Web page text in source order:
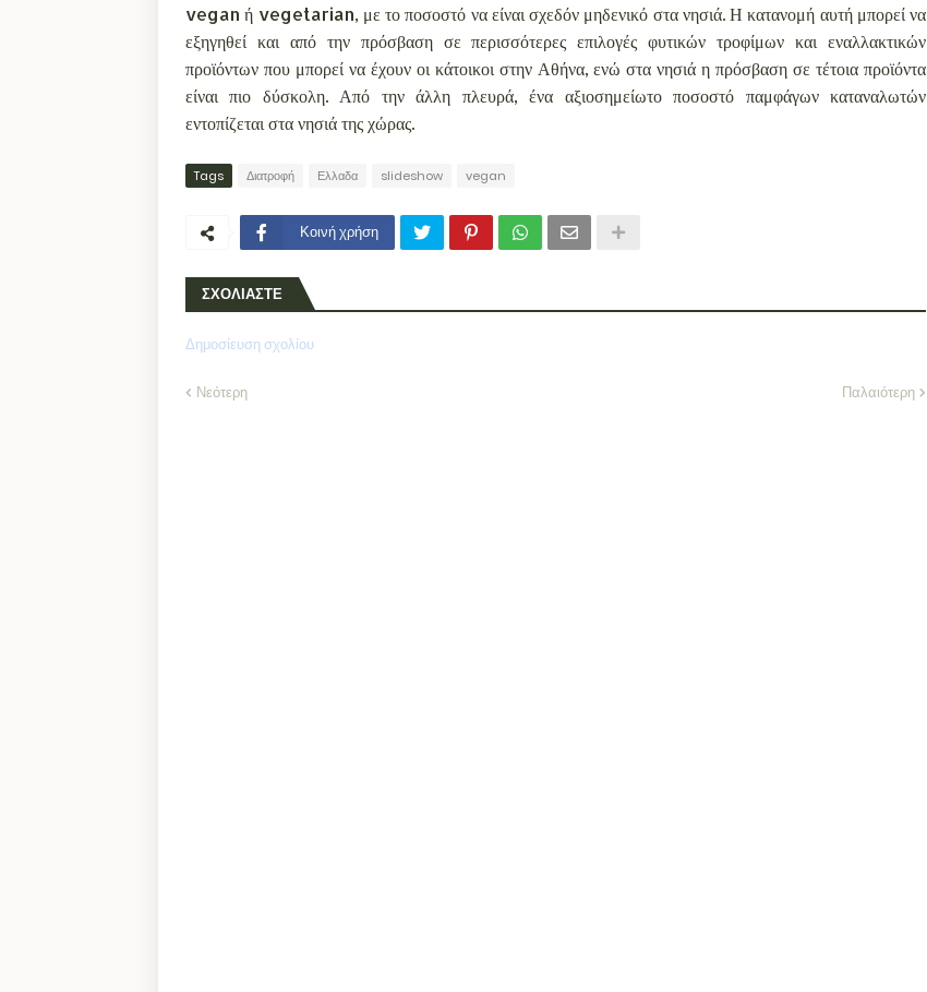
vegan ή vegetarian, με το ποσοστό να είναι σχεδόν μηδενικό στα νησιά. Η κατανομή αυτή μπορεί να
εξηγηθεί και από την πρόσβαση σε περισσότερες επιλογές φυτικών τροφίμων και εναλλακτικών
προϊόντων που μπορεί να έχουν οι κάτοικοι στην Αθήνα, ενώ στα νησιά η πρόσβαση σε τέτοια προϊόντα
είναι πιο δύσκολη. Από την άλλη πλευρά, ένα αξιοσημείωτο ποσοστό παμφάγων καταναλωτών
εντοπίζεται στα νησιά της χώρας.
Tags Διατροφή Ελλαδα slideshow vegan
Κοινή χρήση
ΣΧΟΛΙΑΣΤΕ
Δημοσίευση σχολίου
Νεότερη Παλαιότερη